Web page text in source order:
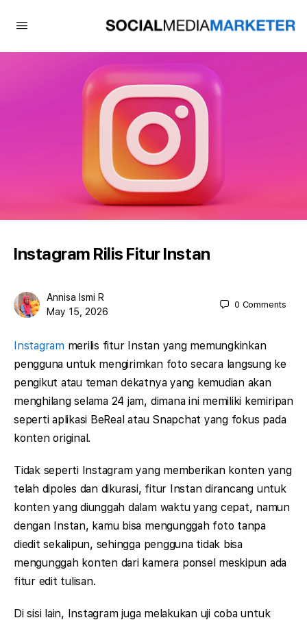
Instagram Rilis Fitur Instan
Annisa Ismi R
May 15, 2026
0 Comments
Instagram merilis fitur Instan yang memungkinkan
pengguna untuk mengirimkan foto secara langsung ke
pengikut atau teman dekatnya yang kemudian akan
menghilang selama 24 jam, dimana ini memiliki kemiripan
seperti aplikasi BeReal atau Snapchat yang fokus pada
konten original.
Tidak seperti Instagram yang memberikan konten yang
telah dipoles dan dikurasi, fitur Instan dirancang untuk
konten yang diunggah dalam waktu yang cepat, namun
dengan Instan, kamu bisa mengunggah foto tanpa
diedit sekalipun, sehingga pengguna tidak bisa
mengunggah konten dari kamera ponsel meskipun ada
fitur edit tulisan.
Di sisi lain, Instagram juga melakukan uji coba untuk